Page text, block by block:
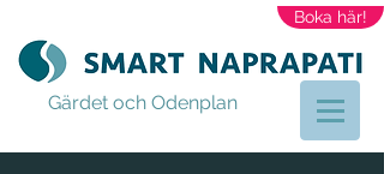
Boka här!
Gärdet och Odenplan